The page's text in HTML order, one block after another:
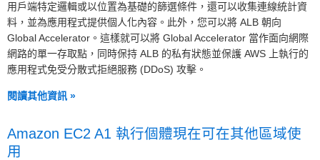
用戶端特定邏輯或以位置為基礎的篩選條件，還可以收集連線統計資
料，並為應用程式提供個人化內容。此外，您可以將 ALB 朝向
Global Accelerator。這樣就可以將 Global Accelerator 當作面向網際
網路的單一存取點，同時保持 ALB 的私有狀態並保護 AWS 上執行的
應用程式免受分散式拒絕服務 (DDoS) 攻擊。
閱讀其他資訊 »
Amazon EC2 A1 執行個體現在可在其他區域使
用